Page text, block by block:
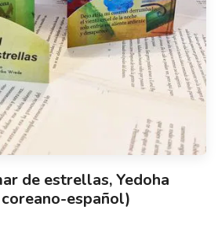
de estrellas, Yedoha
español)